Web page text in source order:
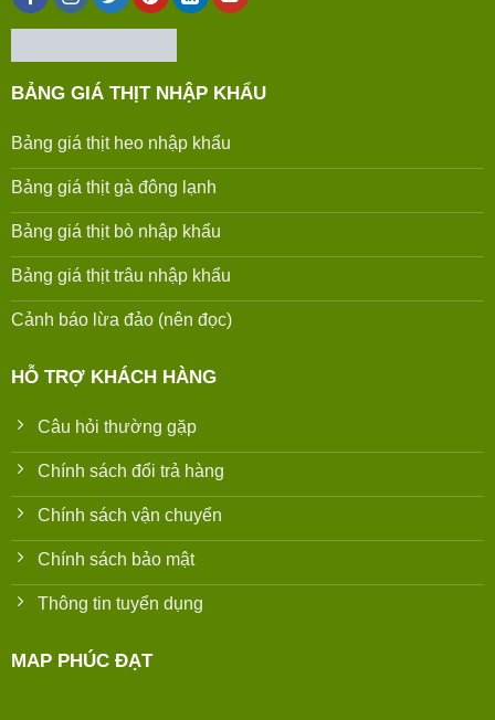
BẢNG GIÁ THỊT NHẬP KHẨU
Bảng giá thịt heo nhập khẩu
Bảng giá thịt gà đông lạnh
Bảng giá thịt bò nhập khẩu
Bảng giá thịt trâu nhập khẩu
Cảnh báo lừa đảo (nên đọc)
HỖ TRỢ KHÁCH HÀNG
Câu hỏi thường gặp
Chính sách đổi trả hàng
Chính sách vận chuyển
Chính sách bảo mật
Thông tin tuyển dụng
MAP PHÚC ĐẠT